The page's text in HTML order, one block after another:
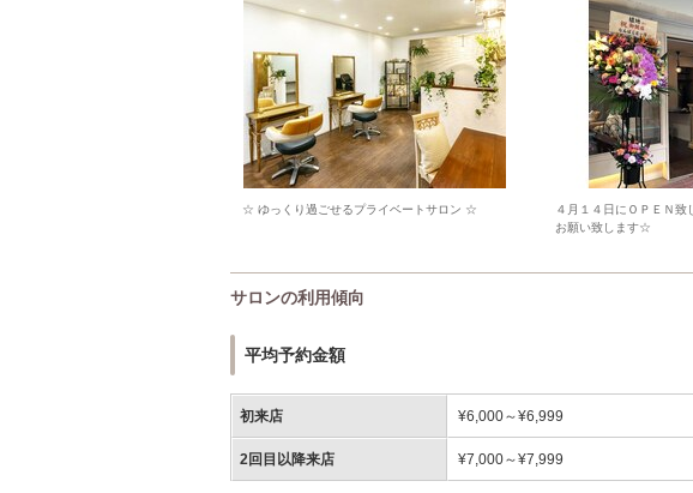
☆ ゆっくり過ごせるプライベートサロン ☆
４月１４日にＯＰＥＮ
お願い致します☆
サロンの利用傾向
平均予約金額
初来店 ¥6,000～¥6,999
2回目以降来店 ¥7,000～¥7,999